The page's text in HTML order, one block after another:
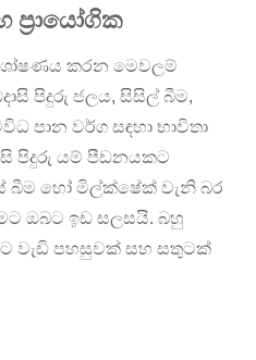
ප්‍රායෝගික
කරන මෙවලම්
පිදුරු ජලය, සිසිල් බීම,
පාන වර්ග සඳහා භාවිතා
පිදුරු යම් පීඩනයකට
බීම හෝ මිල්ක්ෂේක් වැනි බර
ඔබට ඉඩ සලසයි. බහු
වැඩි පහසුවක් සහ සතුටක්